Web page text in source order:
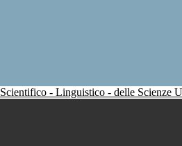
Scientifico - Linguistico - delle Scienze